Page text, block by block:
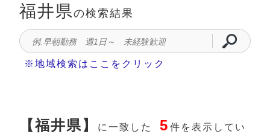
福井県の検索結果
※地域検索はここをクリック
【福井県】 に一致した 5 件を表示してい